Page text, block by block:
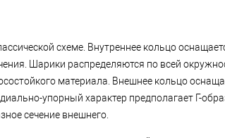
схеме. Внутреннее кольцо
Шарики распределяются по всей
материала. Внешнее кольцо
упорный характер предполагает Г-
сечение внешнего.